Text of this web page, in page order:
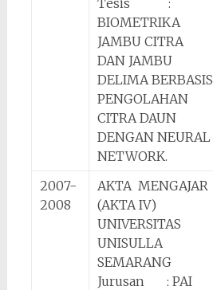
Tesis :
BIOMETRIKA
JAMBU CITRA
DAN JAMBU
DELIMA BERBASIS
PENGOLAHAN
CITRA DAUN
DENGAN NEURAL
NETWORK.
2007-
2008
AKTA MENGAJAR
(AKTA IV)
UNIVERSITAS
UNISULLA
SEMARANG
Jurusan : PAI